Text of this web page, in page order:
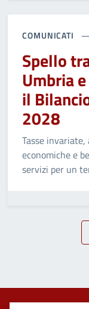
COMUNICATI
Spello
Umbria
il
2028
Tasse
economiche e
servizi per un